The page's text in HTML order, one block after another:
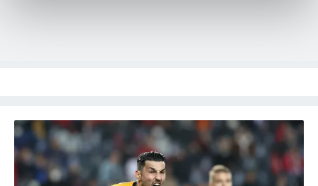
Sitemizde kendimize ve üçüncü kişilere ait çerezler
kullanılmaktadır. Bu çerezler vasıtasıyla çeşitli kişisel
verileriniz işlenmekte olup gerekli olan çerezler bilgi
toplumu hizmetlerinin sunulması amacıyla